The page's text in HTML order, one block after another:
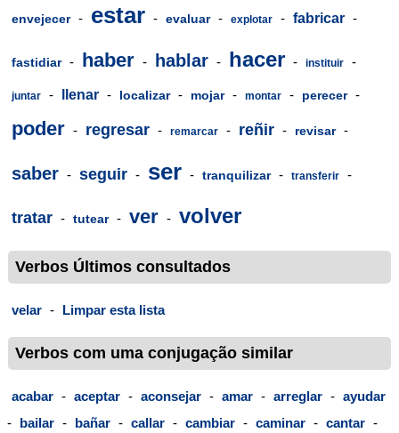
envejecer - estar - evaluar - explotar - fabricar -
fastidiar - haber - hablar - hacer - instituir -
juntar - llenar - localizar - mojar - montar - perecer -
poder - regresar - remarcar - reñir - revisar -
saber - seguir - ser - tranquilizar - transferir -
tratar - tutear - ver - volver
Verbos Últimos consultados
velar - Limpar esta lista
Verbos com uma conjugação similar
acabar - aceptar - aconsejar - amar - arreglar - ayudar
- bailar - bañar - callar - cambiar - caminar - cantar -